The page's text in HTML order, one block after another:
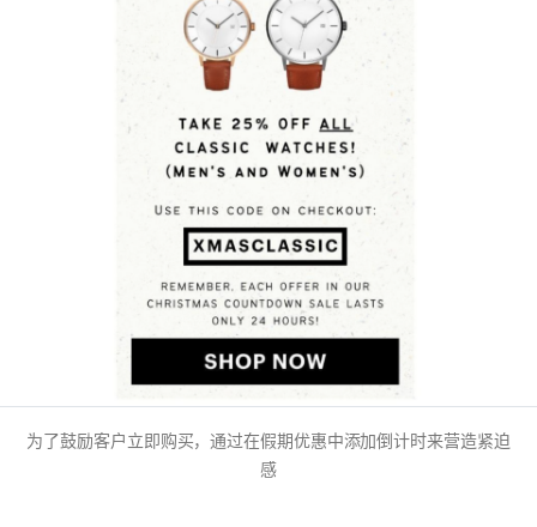
为了鼓励客户立即购买，通过在假期优惠中添加倒计时来营造紧迫
感